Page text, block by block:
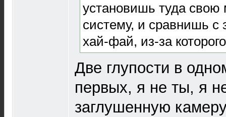
установишь туда
систему, и сравнишь с
хай-фай, из-за
Две глупости в
первых, я не ты, я
заглушенную